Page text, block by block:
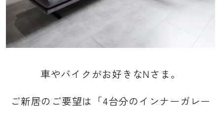
車やバイクがお好きなNさま。
ご新居のご要望は「4台分のインナーガレー